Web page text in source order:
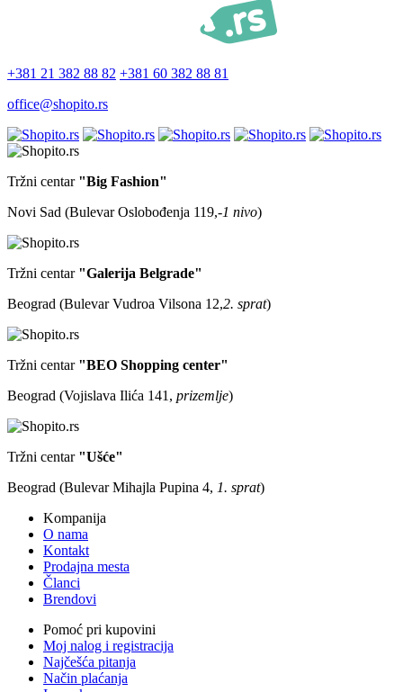
+381 21 382 88 82 +381 60 382 88 81
office@shopito.rs
Tržni centar "Big Fashion"
Novi Sad (Bulevar Oslobođenja 119,-1 nivo)
Tržni centar "Galerija Belgrade"
Beograd (Bulevar Vudroa Vilsona 12,2. sprat)
Tržni centar "BEO Shopping center"
Beograd (Vojislava Ilića 141, prizemlje)
Tržni centar "Ušće"
Beograd (Bulevar Mihajla Pupina 4, 1. sprat)
Kompanija
O nama
Kontakt
Prodajna mesta
Članci
Brendovi
Pomoć pri kupovini
Moj nalog i registracija
Najčešća pitanja
Način plaćanja